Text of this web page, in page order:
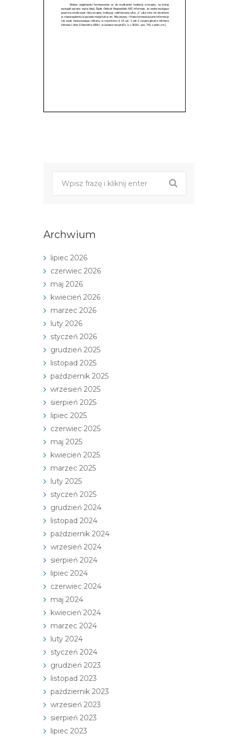
Archwium
lipiec 2026
czerwiec 2026
maj 2026
kwiecień 2026
marzec 2026
luty 2026
styczeń 2026
grudzień 2025
listopad 2025
październik 2025
wrzesień 2025
sierpień 2025
lipiec 2025
czerwiec 2025
maj 2025
kwiecień 2025
marzec 2025
luty 2025
styczeń 2025
grudzień 2024
listopad 2024
październik 2024
wrzesień 2024
sierpień 2024
lipiec 2024
czerwiec 2024
maj 2024
kwiecień 2024
marzec 2024
luty 2024
styczeń 2024
grudzień 2023
listopad 2023
październik 2023
wrzesień 2023
sierpień 2023
lipiec 2023